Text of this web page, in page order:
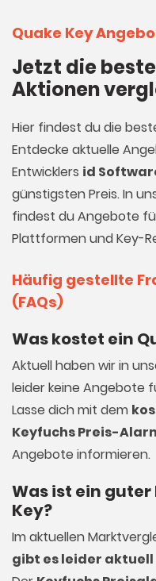
Quake Key
Jetzt die
Aktionen
Hier findest du die
Entdecke aktuelle
Entwicklers id
günstigsten Preis. In
findest du Angebote
Plattformen und Key-
Häufig gestellte
(FAQs)
Was kostet ein
Aktuell haben wir in
leider keine Angebote
Lasse dich mit dem
Keyfuchs Preis-
Angebote informieren.
Was ist ein guter
Key?
Im aktuellen
gibt es leider